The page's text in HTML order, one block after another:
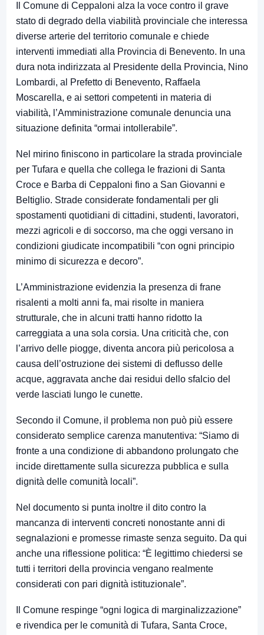
Il Comune di Ceppaloni alza la voce contro il grave
stato di degrado della viabilità provinciale che interessa
diverse arterie del territorio comunale e chiede
interventi immediati alla Provincia di Benevento. In una
dura nota indirizzata al Presidente della Provincia, Nino
Lombardi, al Prefetto di Benevento, Raffaela
Moscarella, e ai settori competenti in materia di
viabilità, l’Amministrazione comunale denuncia una
situazione definita “ormai intollerabile”.
Nel mirino finiscono in particolare la strada provinciale
per Tufara e quella che collega le frazioni di Santa
Croce e Barba di Ceppaloni fino a San Giovanni e
Beltiglio. Strade considerate fondamentali per gli
spostamenti quotidiani di cittadini, studenti, lavoratori,
mezzi agricoli e di soccorso, ma che oggi versano in
condizioni giudicate incompatibili “con ogni principio
minimo di sicurezza e decoro”.
L’Amministrazione evidenzia la presenza di frane
risalenti a molti anni fa, mai risolte in maniera
strutturale, che in alcuni tratti hanno ridotto la
carreggiata a una sola corsia. Una criticità che, con
l’arrivo delle piogge, diventa ancora più pericolosa a
causa dell’ostruzione dei sistemi di deflusso delle
acque, aggravata anche dai residui dello sfalcio del
verde lasciati lungo le cunette.
Secondo il Comune, il problema non può più essere
considerato semplice carenza manutentiva: “Siamo di
fronte a una condizione di abbandono prolungato che
incide direttamente sulla sicurezza pubblica e sulla
dignità delle comunità locali”.
Nel documento si punta inoltre il dito contro la
mancanza di interventi concreti nonostante anni di
segnalazioni e promesse rimaste senza seguito. Da qui
anche una riflessione politica: “È legittimo chiedersi se
tutti i territori della provincia vengano realmente
considerati con pari dignità istituzionale”.
Il Comune respinge “ogni logica di marginalizzazione”
e rivendica per le comunità di Tufara, Santa Croce,